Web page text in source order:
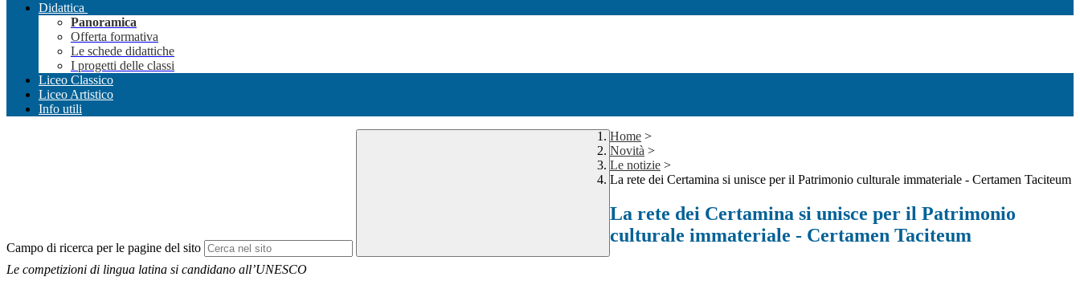
Didattica
Panoramica
Offerta formativa
Le schede didattiche
I progetti delle classi
Liceo Classico
Liceo Artistico
Info utili
Campo di ricerca per le pagine del sito
Home >
Novità >
Le notizie >
La rete dei Certamina si unisce per il Patrimonio culturale immateriale - Certamen Taciteum
La rete dei Certamina si unisce per il Patrimonio
culturale immateriale - Certamen Taciteum
Le competizioni di lingua latina si candidano all’UNESCO